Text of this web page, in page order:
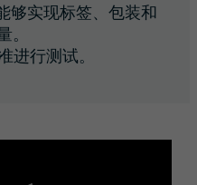
够实现标签、包装和
进行测试。